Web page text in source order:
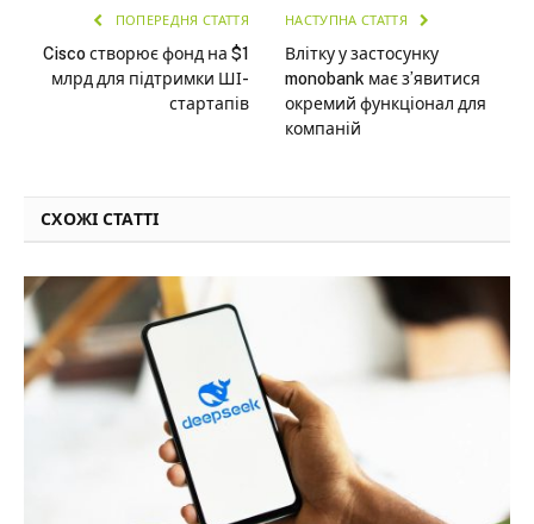
ПОПЕРЕДНЯ СТАТТЯ
Cisco створює фонд на $1
млрд для підтримки ШІ-
стартапів
НАСТУПНА СТАТТЯ
Влітку у застосунку
monobank має з’явитися
окремий функціонал для
компаній
СХОЖІ СТАТТІ